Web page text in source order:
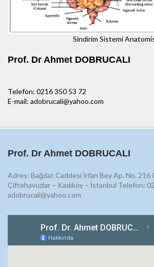
Sindirim Sistemi
Prof. Dr Ahmet DOBRUCALI
Telefon: 0216 350 53 72
E-mail: adobrucali@yahoo.com
Prof. Dr Ahmet DOBRUCALI
Adres: Bağdat Caddesi İrfan Bey Ap. No. 216
Çiftehavuzlar – Kadıköy – İstanbul Telefon:
adobrucali@yahoo.com